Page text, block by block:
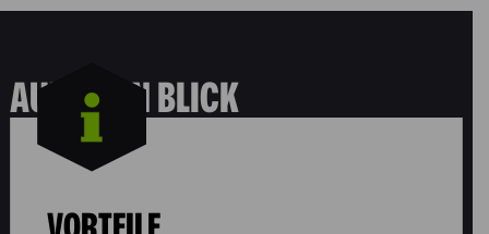
AUF EINEN BLICK